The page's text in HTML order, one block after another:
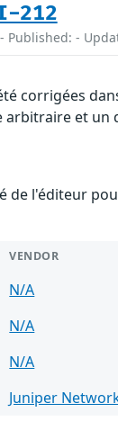
212
- Published: -
corrigées
et un
de l'éditeur
VENDOR
N/A
N/A
N/A
Juniper